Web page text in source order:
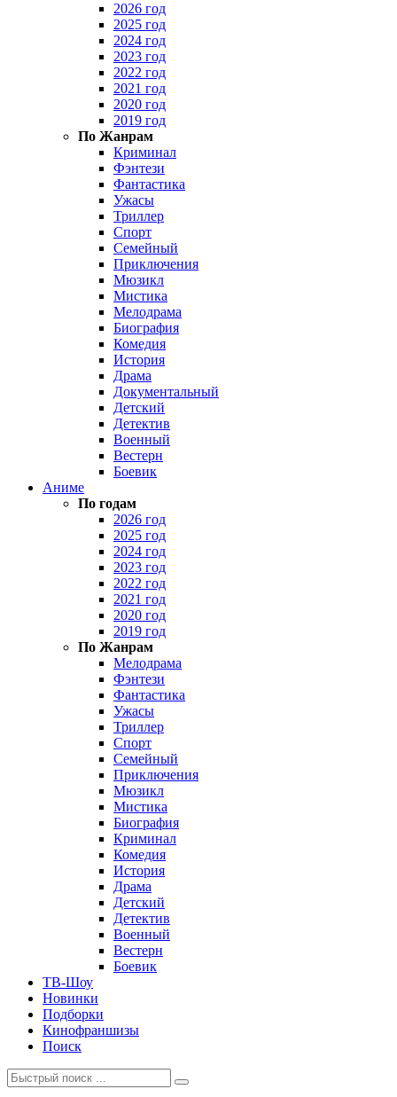
2026 год
2025 год
2024 год
2023 год
2022 год
2021 год
2020 год
2019 год
По Жанрам
Криминал
Фэнтези
Фантастика
Ужасы
Триллер
Спорт
Семейный
Приключения
Мюзикл
Мистика
Мелодрама
Биография
Комедия
История
Драма
Документальный
Детский
Детектив
Военный
Вестерн
Боевик
Аниме
По годам
2026 год
2025 год
2024 год
2023 год
2022 год
2021 год
2020 год
2019 год
По Жанрам
Мелодрама
Фэнтези
Фантастика
Ужасы
Триллер
Спорт
Семейный
Приключения
Мюзикл
Мистика
Биография
Криминал
Комедия
История
Драма
Детский
Детектив
Военный
Вестерн
Боевик
ТВ-Шоу
Новинки
Подборки
Кинофраншизы
Поиск